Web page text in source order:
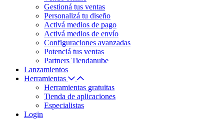
Gestioná tus ventas
Personalizá tu diseño
Activá medios de pago
Activá medios de envío
Configuraciones avanzadas
Potenciá tus ventas
Partners Tiendanube
Lanzamientos
Herramientas
Herramientas gratuitas
Tienda de aplicaciones
Especialistas
Login